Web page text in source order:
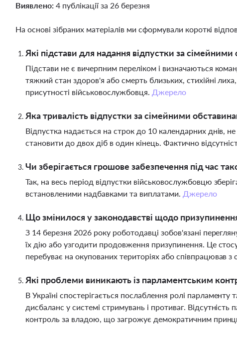
Виявлено: 4 публікації за 26 березня
На основі зібраних матеріалів ми сформували короткі
Які підстави для надання відпустки за
Підстави не є вичерпним переліком і визначаються
тяжкий стан здоров'я або смерть близьких, стихійні
присутності військовослужбовця. Джерело
Яка тривалість відпустки за сімейними
Відпустка надається на строк до 10 календарних днів,
становити до двох діб в один кінець. Фактично
Чи зберігається грошове забезпечення під час
Так, на весь період відпустки військовослужбовцю
встановленими надбавками та виплатами. Джерело
Що змінилося у законодавстві щодо
З 14 березня 2026 року роботодавці зобов'язані
їх дію або узгодити продовження призупинення. Це
перебуває на окупованих територіях або співпрацював
Які проблеми виникають із парламентським
В Україні спостерігається послаблення ролі
дисбаланс у системі стримувань і противаг. Відсутність
контроль за владою, що загрожує демократичним